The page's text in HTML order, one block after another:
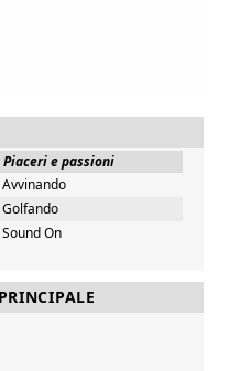
Piaceri e passioni
Avvinando
Golfando
Sound On